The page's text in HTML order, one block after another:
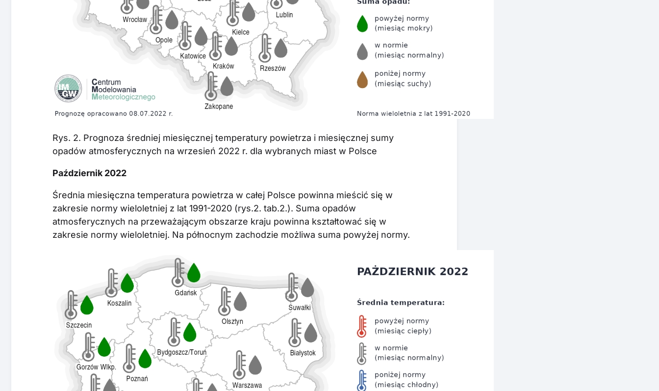
Rys. 2. Prognoza średniej miesięcznej temperatury powietrza i miesięcznej sumy
opadów atmosferycznych na wrzesień 2022 r. dla wybranych miast w Polsce
Październik 2022
Średnia miesięczna temperatura powietrza w całej Polsce powinna mieścić się w
zakresie normy wieloletniej z lat 1991-2020 (rys.2. tab.2.). Suma opadów
atmosferycznych na przeważającym obszarze kraju powinna kształtować się w
zakresie normy wieloletniej. Na północnym zachodzie możliwa suma powyżej normy.